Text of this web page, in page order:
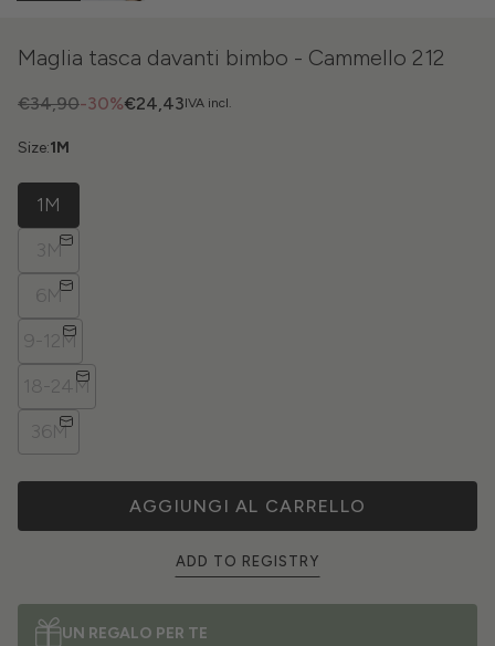
Maglia tasca davanti bimbo - Cammello 212
IVA incl.
-30%
€34,90 €24,43
Size:1M
1M
3M
6M
9-12M
18-24M
36M
AGGIUNGI AL CARRELLO
ADD TO REGISTRY
UN REGALO PER TE